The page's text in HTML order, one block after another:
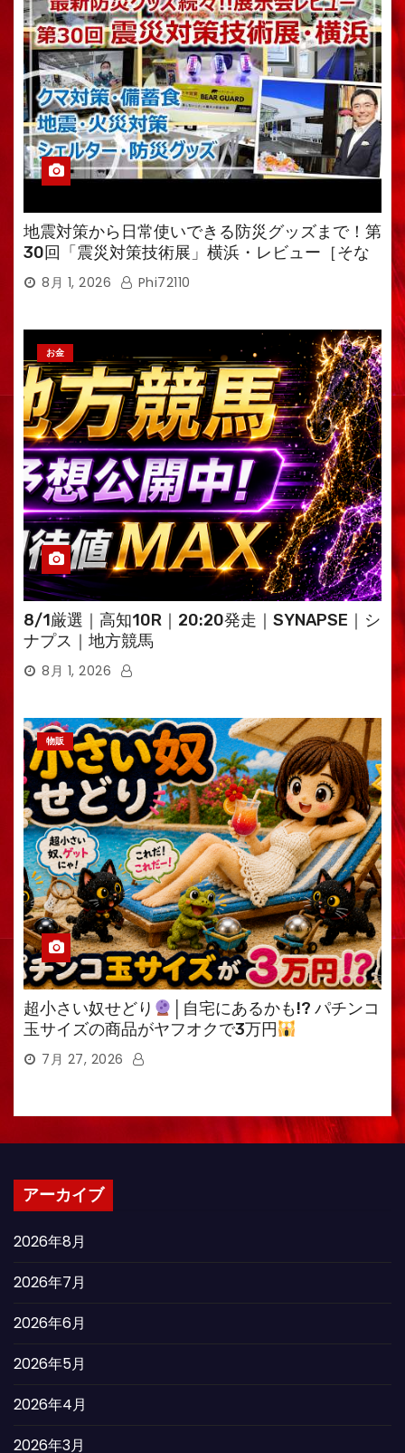
地震対策から日常使いできる防災グッズまで！第
30回「震災対策技術展」横浜・レビュー［そな
えるTV・高荷智也］
8月 1, 2026 Phi72110
お金
8/1厳選｜高知10R｜20:20発走｜SYNAPSE｜シ
ナプス｜地方競馬
8月 1, 2026
物販
超小さい奴せどり
│自宅にあるかも!? パチンコ
玉サイズの商品がヤフオクで3万円
7月 27, 2026
アーカイブ
2026年8月
2026年7月
2026年6月
2026年5月
2026年4月
2026年3月